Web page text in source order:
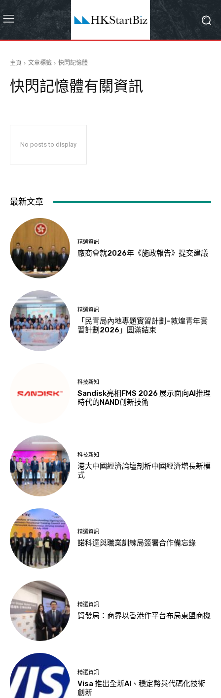
主頁 文章標籤 快閃記憶體
快閃記憶體有關資訊
No posts to display
最新文章
精選資訊
廠商會就2026年《施政報告》提交建議
精選資訊
「民青局內地專題實習計劃–敦煌青年實
習計劃2026」圓滿結束
科技新知
Sandisk亮相FMS 2026 展示面向AI推理
時代的NAND創新技術
科技新知
港大中國經濟論壇剖析中國經濟增長新模
式
精選資訊
諾科達與職業訓練局簽署合作備忘錄
精選資訊
貿發局：商界以香港作平台布局東盟商機
精選資訊
Visa 推出全新AI、穩定幣與代碼化技術
創新